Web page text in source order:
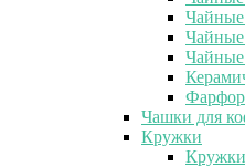
Чайные
Чашки для
Кружки
Кружки